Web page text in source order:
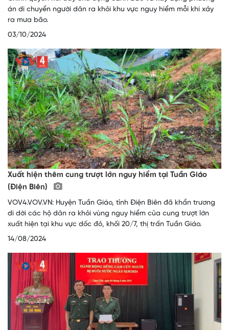
án di chuyển người dân ra khỏi khu vực nguy hiểm mỗi khi xảy
ra mưa bão.
03/10/2024
Xuất hiện thêm cung trượt lớn nguy hiểm tại Tuần Giáo
(Điện Biên)
VOV4.VOV.VN: Huyện Tuần Giáo, tỉnh Điện Biên đã khẩn trương
di dời các hộ dân ra khỏi vùng nguy hiểm của cung trượt lớn
xuất hiện tại khu vực dốc đỏ, khối 20/7, thị trấn Tuần Giáo.
14/08/2024